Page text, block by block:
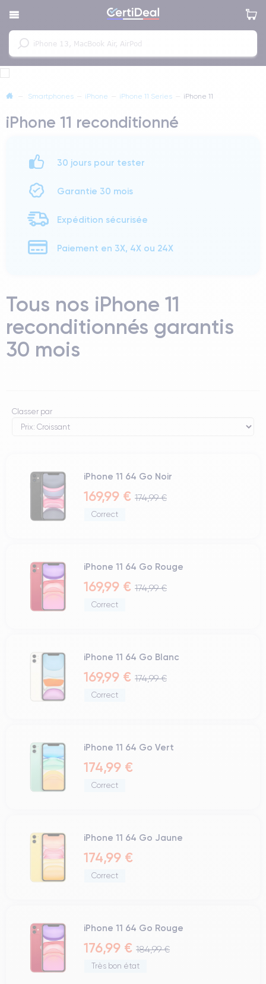
— Smartphones — iPhone — iPhone 11 Series — iPhone 11
iPhone 11 reconditionné
30 jours pour tester
Garantie 30 mois
Expédition sécurisée
Paiement en 3X, 4X ou 24X
Tous nos iPhone 11
reconditionnés garantis
30 mois
Classer par
iPhone 11 64 Go Noir
169,99 € 174,99 €
Correct
iPhone 11 64 Go Rouge
169,99 € 174,99 €
Correct
iPhone 11 64 Go Blanc
169,99 € 174,99 €
Correct
iPhone 11 64 Go Vert
174,99 €
Correct
iPhone 11 64 Go Jaune
174,99 €
Correct
iPhone 11 64 Go Rouge
176,99 € 184,99 €
Très bon état